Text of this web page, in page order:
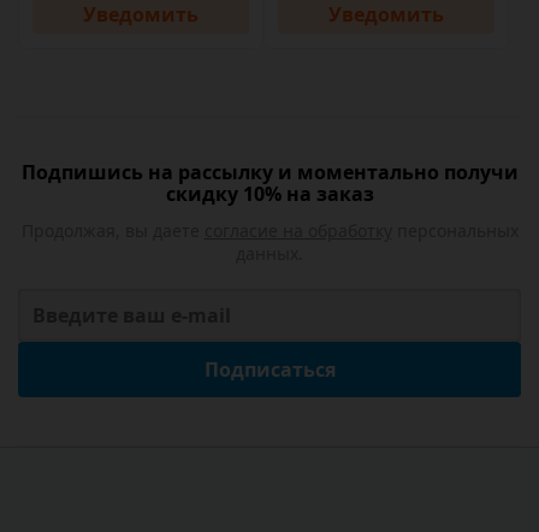
Уведомить Уведомить
Подпишись на рассылку и моментально получи
скидку 10% на заказ
Подписаться